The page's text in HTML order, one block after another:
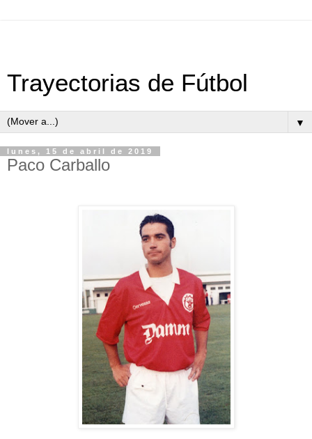
Trayectorias de Fútbol
▼
lunes, 15 de abril de 2019
Paco Carballo